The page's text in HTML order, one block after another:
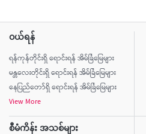
ဝယ်ရန်
ရန်ကုန်တိုင်းရှိ ရောင်းရန် အိမ်ခြံမြေများ
မန္တလေးတိုင်းရှိ ရောင်းရန် အိမ်ခြံမြေများ
နေပြည်တော်ရှိ ရောင်းရန် အိမ်ခြံမြေများ
View More
စီမံကိန်း အသစ်များ